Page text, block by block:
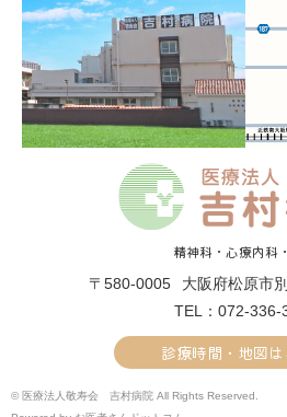
精神科・心療内科
〒580-0005
大阪府松原市
TEL：072-336-
診療時間・地図は
© 医療法人敬寿会 吉村病院 All Rights Reserved.